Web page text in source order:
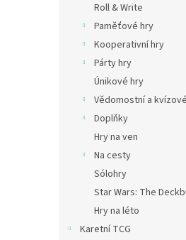
Roll & Write
Paměťové hry
Kooperativní hry
Párty hry
Únikové hry
Vědomostní a
Doplňky
Hry na ven
Na cesty
Sólohry
Star Wars: The
Hry na léto
Karetní TCG